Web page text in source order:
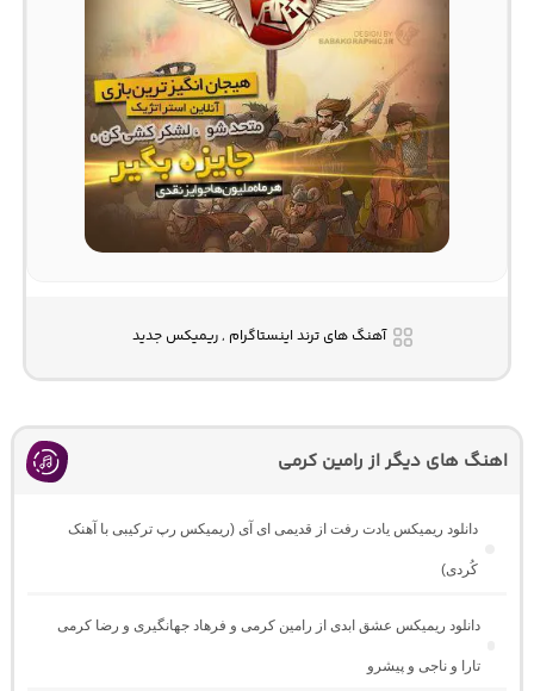
آهنگ های ترند اینستاگرام , ریمیکس جدید
اهنگ های دیگر از رامین کرمی
دانلود ریمیکس یادت رفت از قدیمی ای آی (ریمیکس رپ ترکیبی با آهنک
کُردی)
دانلود ریمیکس عشق ابدی از رامین کرمی و فرهاد جهانگیری و رضا کرمی
تارا و ناجی و پیشرو